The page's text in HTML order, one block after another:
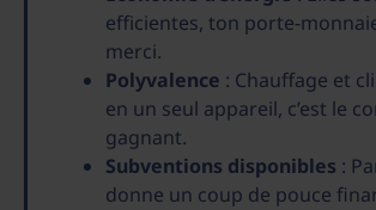
efficientes, ton porte-
merci.
Polyvalence : Chauffage et
en un seul appareil, c’est le
gagnant.
Subventions disponibles :
donne un coup de pouce